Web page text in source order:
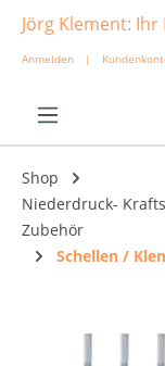
springen
Jörg Klement:
Anmelden |
Shop
Niederdruck-
Zubehör
Schellen /